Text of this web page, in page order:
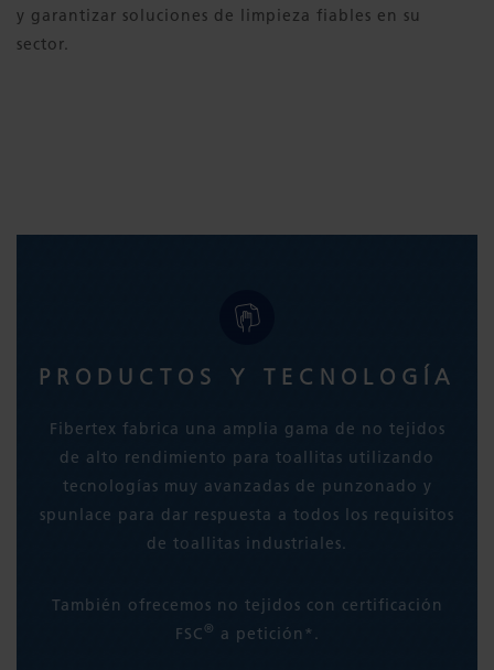
y garantizar soluciones de limpieza fiables en su
sector.
PRODUCTOS Y TECNOLOGÍA
Fibertex fabrica una amplia gama de no tejidos
de alto rendimiento para toallitas utilizando
tecnologías muy avanzadas de punzonado y
spunlace para dar respuesta a todos los requisitos
de toallitas industriales.
También ofrecemos no tejidos con certificación
FSC ® a petición*.